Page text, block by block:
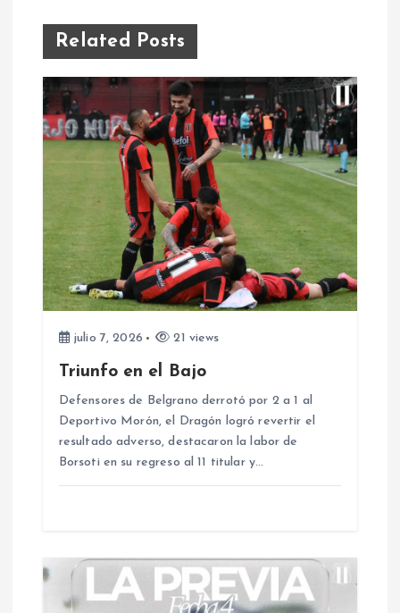
g
a
c
n
d
d
Related Posts
julio 7, 2026 21 views
Triunfo en el Bajo
Defensores de Belgrano derrotó por 2 a 1 al
Deportivo Morón, el Dragón logró revertir el
resultado adverso, destacaron la labor de
Borsoti en su regreso al 11 titular y…